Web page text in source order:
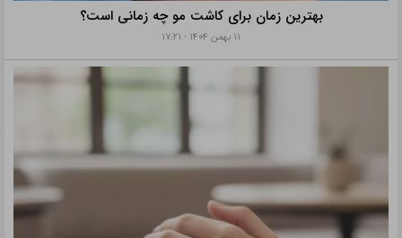
بهترین زمان برای کاشت مو چه زمانی است؟
۱۱ بهمن ۱۴۰۴ - ۱۷:۲۱